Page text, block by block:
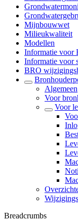
Mijnbouwwet
Milieukwaliteit
Modellen
Informatie voor
Informatie voor
BRO
Algemeen
Voor
Voor
Breadcrumbs